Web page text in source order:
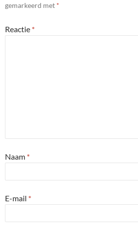
gemarkeerd met *
Reactie *
Naam *
E-mail *